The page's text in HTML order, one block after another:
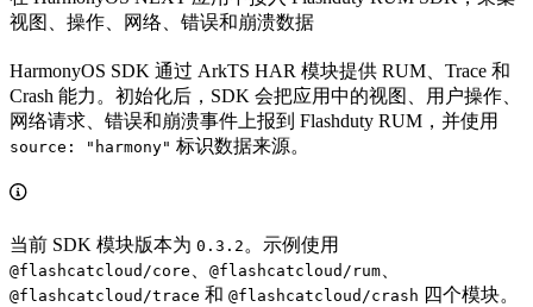
视图、操作、网络、错误和崩溃数据
HarmonyOS SDK 通过 ArkTS HAR 模块提供 RUM、Trace 和
Crash 能力。初始化后，SDK 会把应用中的视图、用户操作、
网络请求、错误和崩溃事件上报到 Flashduty RUM，并使用
source: "harmony" 标识数据来源。
当前 SDK 模块版本为 0.3.2。示例使用
@flashcatcloud/core 、 @flashcatcloud/rum、
@flashcatcloud/trace 和 @flashcatcloud/crash 四个模块。